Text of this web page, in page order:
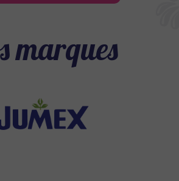
marques